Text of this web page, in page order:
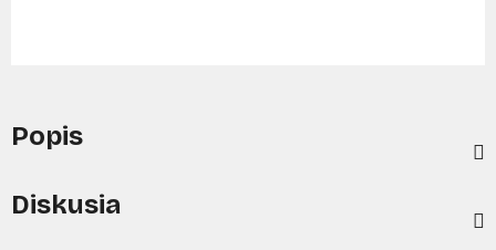
Popis
Diskusia